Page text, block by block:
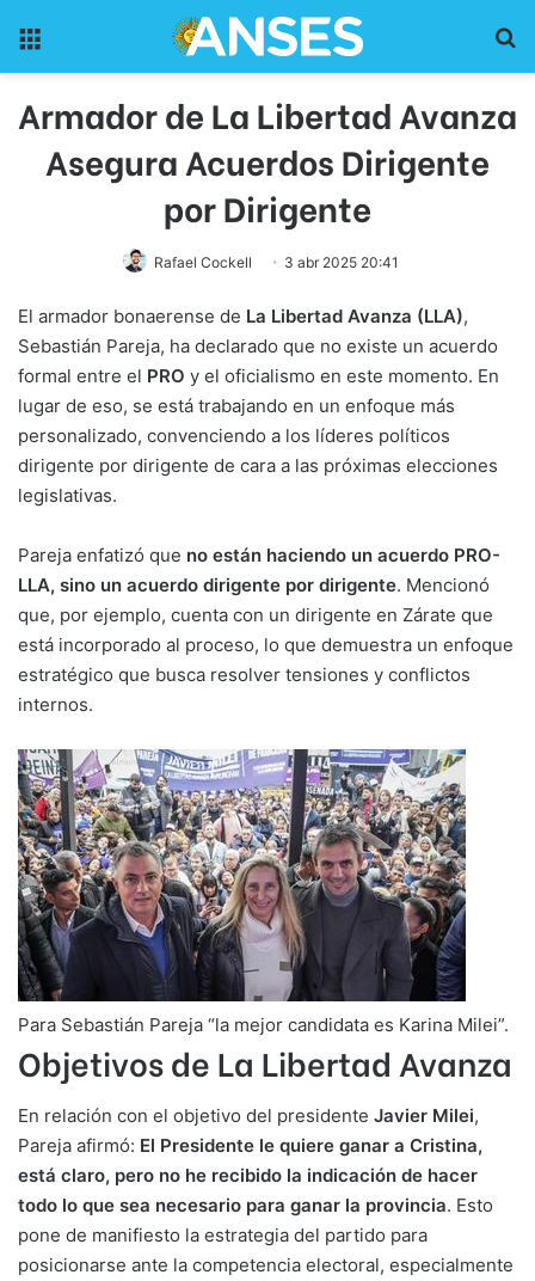
Armador de La Libertad Avanza
Asegura Acuerdos Dirigente
por Dirigente
Rafael Cockell 3 abr 2025 20:41
El armador bonaerense de La Libertad Avanza (LLA),
Sebastián Pareja, ha declarado que no existe un acuerdo
formal entre el PRO y el oficialismo en este momento. En
lugar de eso, se está trabajando en un enfoque más
personalizado, convenciendo a los líderes políticos
dirigente por dirigente de cara a las próximas elecciones
legislativas.
Pareja enfatizó que no están haciendo un acuerdo PRO-
LLA, sino un acuerdo dirigente por dirigente. Mencionó
que, por ejemplo, cuenta con un dirigente en Zárate que
está incorporado al proceso, lo que demuestra un enfoque
estratégico que busca resolver tensiones y conflictos
internos.
Para Sebastián Pareja “la mejor candidata es Karina Milei”.
Objetivos de La Libertad Avanza
En relación con el objetivo del presidente Javier Milei,
Pareja afirmó: El Presidente le quiere ganar a Cristina,
está claro, pero no he recibido la indicación de hacer
todo lo que sea necesario para ganar la provincia. Esto
pone de manifiesto la estrategia del partido para
posicionarse ante la competencia electoral, especialmente